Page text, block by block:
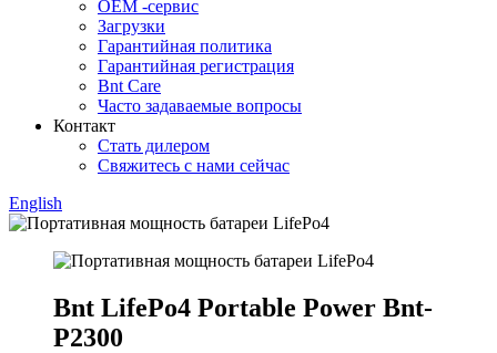
OEM -сервис
Загрузки
Гарантийная политика
Гарантийная регистрация
Bnt Care
Часто задаваемые вопросы
Контакт
Стать дилером
Свяжитесь с нами сейчас
English
Bnt LifePo4 Portable Power Bnt-
P2300